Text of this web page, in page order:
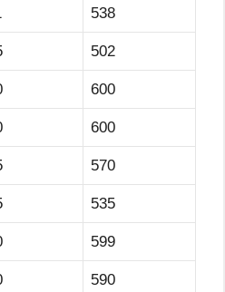
538
502
600
600
570
535
599
590